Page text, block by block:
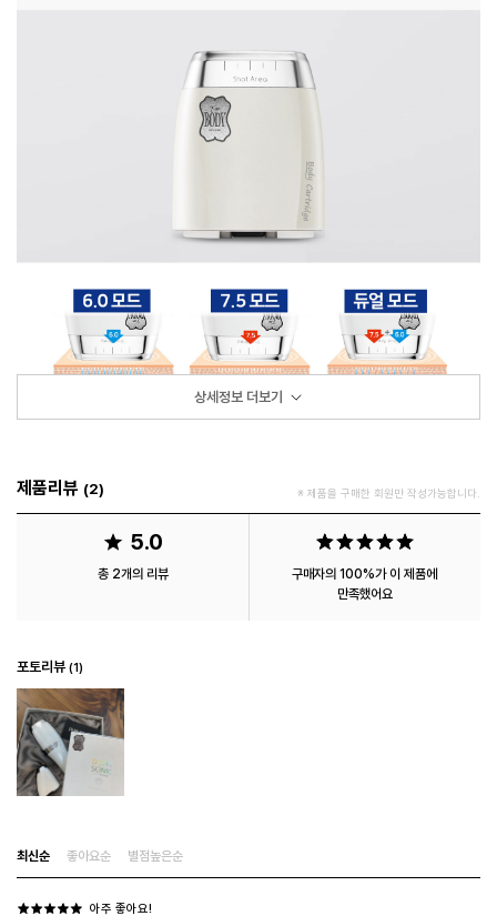
상세정보 더보기
제품리뷰 2 ※ 제품을 구매한 회원만 작성가능합니다.
5.0
총 2개의 리뷰
구매자의 100%가 이 제품에
만족했어요
포토리뷰 1
듀얼소닉 SNS